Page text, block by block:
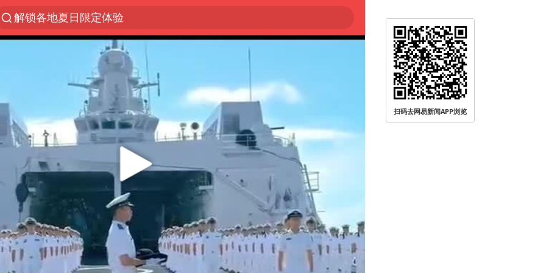
金饰克价一夜涨回1300元
河南重大刑事案嫌疑人落网
西湖突现狂风暴雨 游客瞬间被浇透
富婆带资进组给自己硬加60多场吻戏
视频丨中国东方电气集团原党组副书记、董事宋致远被查
梁家辉：到内地拍戏不是北上是回归
白海豚将正面袭击贯穿浙江
酒店回应车内过夜被收150元
“不怕六爷挂得多 就怕六爷挂一颗”
牛津大学一纸声明甩不了锅
扫码去网易新闻APP浏览